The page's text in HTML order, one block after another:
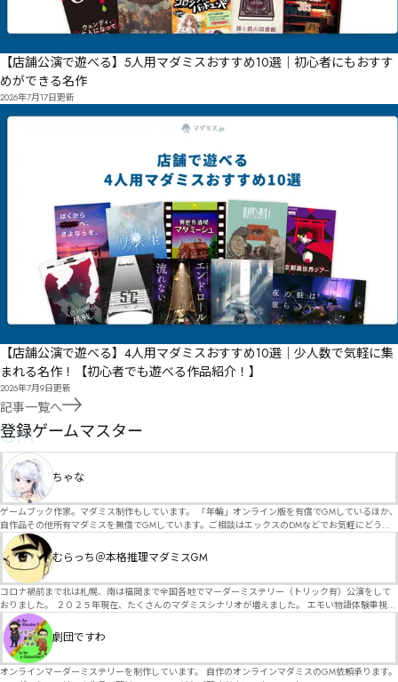
【店舗公演で遊べる】5人用マダミスおすすめ10選｜初心者にもおすす
めができる名作
2026年7月17日更新
【店舗公演で遊べる】4人用マダミスおすすめ10選｜少人数で気軽に集
まれる名作！【初心者でも遊べる作品紹介！】
2026年7月9日更新
記事一覧へ
GM
登録ゲームマスター
ちゃな
ゲームブック作家。マダミス制作もしています。 「年輪」オンライン版を有償でGMしているほか、
自作品その他所有マダミスを無償でGMしています。ご相談はエックスのDMなどでお気軽にどう
ぞ。
むらっち＠本格推理マダミスGM
コロナ禍前まで北は札幌、南は福岡まで全国各地でマーダーミステリー（トリック有）公演をして
おりました。 ２０２５年現在、たくさんのマダミスシナリオが増えました。 エモい物語体験重視の
シナリオがマダミス・マーダーミステリーというジャンル名でたくさんあるため、そのようなシナ
リオは簡単に遊べます。 しかし、２～３時間ずっと考え＆議論して、見たことないトリックが解け
る閃きや犯人として逃げ切る楽しみのある本格推理マーダーミステリーを見つけることが難しくな
劇団ですわ
オンラインマーダーミステリーを制作しています。 自作のオンラインマダミスのGM依頼承ります。